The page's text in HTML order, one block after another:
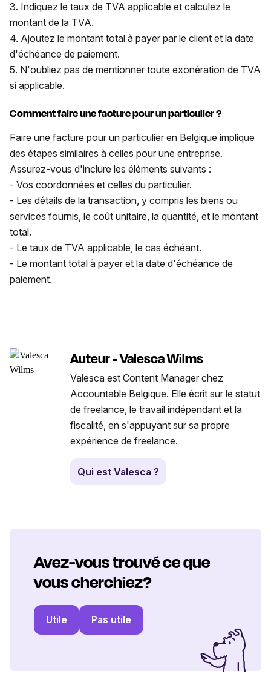
3. Indiquez le taux de TVA applicable et calculez le
montant de la TVA.
4. Ajoutez le montant total à payer par le client et la date
d'échéance de paiement.
5. N'oubliez pas de mentionner toute exonération de TVA
si applicable.
Comment faire une facture pour un particulier ?
Faire une facture pour un particulier en Belgique implique
des étapes similaires à celles pour une entreprise.
Assurez-vous d'inclure les éléments suivants :
- Vos coordonnées et celles du particulier.
- Les détails de la transaction, y compris les biens ou
services fournis, le coût unitaire, la quantité, et le montant
total.
- Le taux de TVA applicable, le cas échéant.
- Le montant total à payer et la date d'échéance de
paiement.
Auteur - Valesca Wilms
Valesca est Content Manager chez
Accountable Belgique. Elle écrit sur le statut
de freelance, le travail indépendant et la
fiscalité, en s'appuyant sur sa propre
expérience de freelance.
Qui est Valesca ?
Avez-vous trouvé ce que
vous cherchiez?
Utile Pas utile